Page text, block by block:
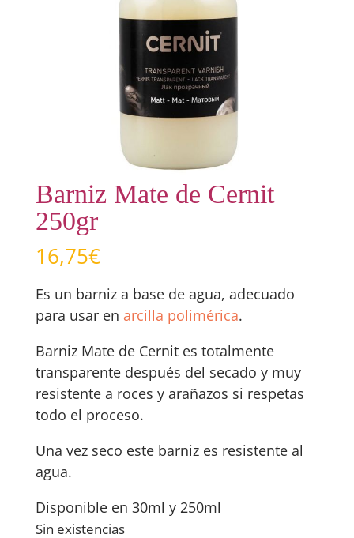
Barniz Mate de Cernit
250gr
16,75€
Es un barniz a base de agua, adecuado
para usar en arcilla polimérica.
Barniz Mate de Cernit es totalmente
transparente después del secado y muy
resistente a roces y arañazos si respetas
todo el proceso.
Una vez seco este barniz es resistente al
agua.
Disponible en 30ml y 250ml
Sin existencias